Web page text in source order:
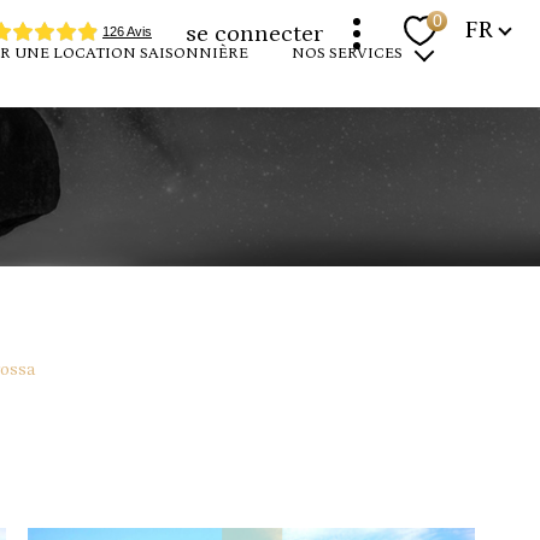
se connecter 0 Langue
FR
UNE LOCATION SAISONNIÈRE NOS SERVICES
programmes neufs
louer votre bien